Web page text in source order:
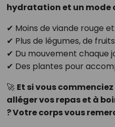
hydratation et un mode
✔ Moins de viande rouge
✔ Plus de légumes, de
✔ Du mouvement chaque
✔ Des plantes pour
🚀 Et si vous
alléger vos repas et à
? Votre corps vous